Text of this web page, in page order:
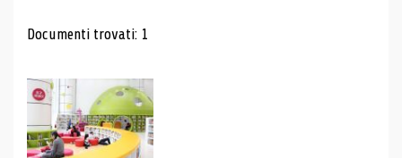
Risultati di ricerca
Documenti trovati: 1